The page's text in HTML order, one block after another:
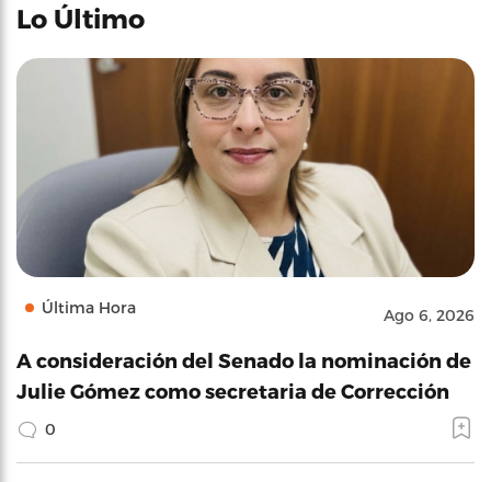
Lo Último
Última Hora Ago 6, 2026
A consideración del Senado la nominación de
Julie Gómez como secretaria de Corrección
0